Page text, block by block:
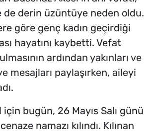
de derin üzüntüye neden oldu.
göre genç kadın geçirdiği
hayatını kaybetti. Vefat
ardından yakınları ve
mesajları paylaşırken, aileyi
için bugün, 26 Mayıs Salı günü
namazı kılındı. Kılınan